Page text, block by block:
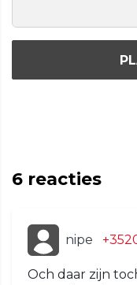
6 reacties
nipe
Och daar zijn